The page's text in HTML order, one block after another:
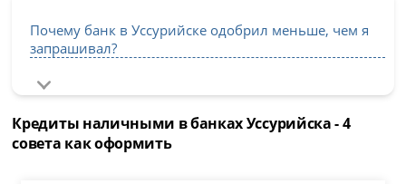
Почему банк в Уссурийске одобрил меньше, чем я
запрашивал?
Кредиты наличными в банках Уссурийска - 4
совета как оформить